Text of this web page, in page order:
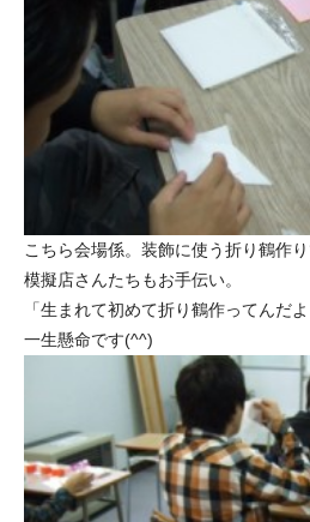
こちら会場係。装飾に使う折り鶴作
模擬店さんたちもお手伝い。
「生まれて初めて折り鶴作ってんだ
一生懸命です(^^)